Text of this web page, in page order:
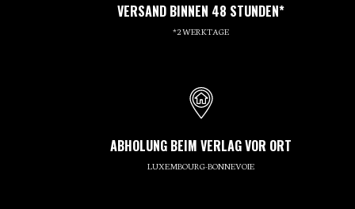
VERSAND BINNEN 48 STUNDEN*
*2 WERKTAGE
ABHOLUNG BEIM VERLAG VOR ORT
LUXEMBOURG-BONNEVOIE